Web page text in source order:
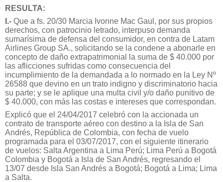
RESULTA:
I.- Que a fs. 20/30 Marcia Ivonne Mac Gaul, por sus propios
derechos, con patrocinio letrado, interpuso demanda
sumarísima de defensa del consumidor, en contra de Latam
Airlines Group SA., solicitando se la condene a abonarle en
concepto de daño extrapatrimonial la suma de $ 40.000 por
las aflicciones sufridas como consecuencia del
incumplimiento de la demandada a lo normado en la Ley Nº
26588 que devino en un trato indigno y discriminatorio hacia
su parte; y se le aplique una multa civil y/o daño punitivo de
$ 40.000, con más las costas e intereses que correspondan.
Explicó que el 24/04/2017 celebró con la accionada un
contrato de transporte aéreo con destino a la Isla de San
Andrés, República de Colombia, con fecha de vuelo
programada para el 03/07/2017, con el siguiente itinerario
de vuelos: Salta Argentina a Lima Perú; Lima Perú a Bogotá
Colombia y Bogotá a Isla de San Andrés, regresando el
13/07 desde Isla San Andrés a Bogotá; Bogotá a Lima; Lima
a Salta.